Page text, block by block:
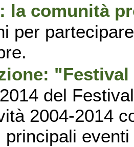
la comunità
per
del
2004-2014
principali